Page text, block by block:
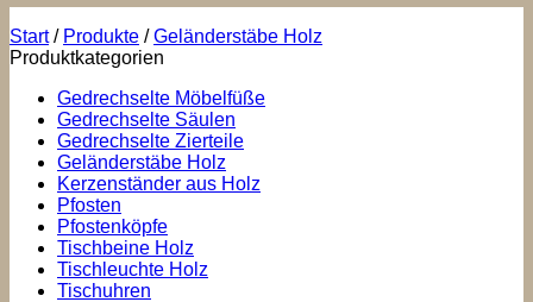
Start / Produkte / Geländerstäbe Holz
Produktkategorien
Gedrechselte Möbelfüße
Gedrechselte Säulen
Gedrechselte Zierteile
Geländerstäbe Holz
Kerzenständer aus Holz
Pfosten
Pfostenköpfe
Tischbeine Holz
Tischleuchte Holz
Tischuhren